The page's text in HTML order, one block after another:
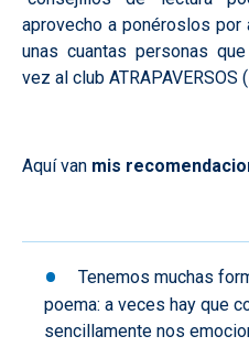
aprovecho a ponéroslos
unas cuantas personas
vez al club ATRAPAVERSOS
Aquí van mis
Tenemos muchas
poema: a veces hay que
sencillamente nos